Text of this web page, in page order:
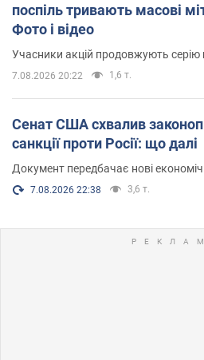
поспіль тривають масові
Фото і відео
Учасники акцій продовжують серію
7.08.2026 20:22 1,6 т.
Сенат США схвалив
санкції проти Росії: що далі
Документ передбачає нові
7.08.2026 22:38 3,6 т.